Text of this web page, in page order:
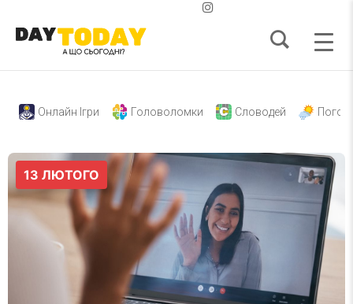
Онлайн Ігри Головоломки Словодей